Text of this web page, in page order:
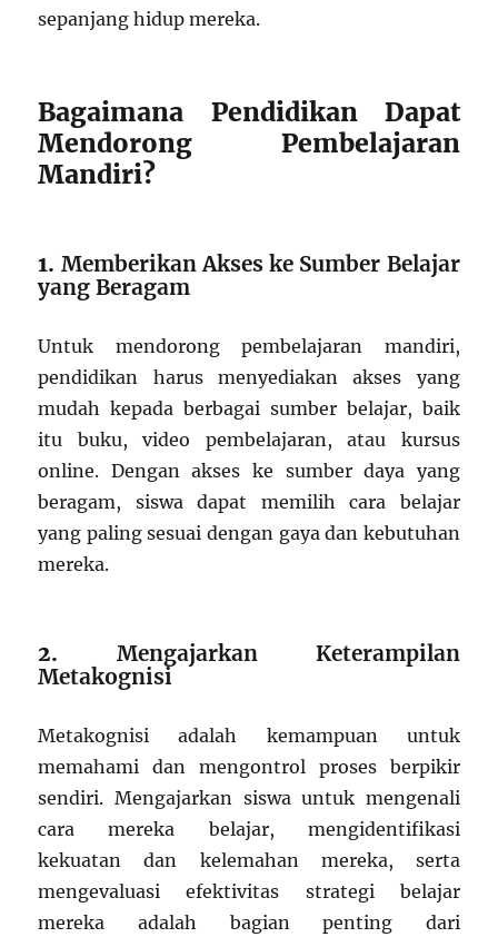
sepanjang hidup mereka.
Bagaimana Pendidikan Dapat
Mendorong Pembelajaran
Mandiri?
1. Memberikan Akses ke Sumber Belajar
yang Beragam
Untuk mendorong pembelajaran mandiri,
pendidikan harus menyediakan akses yang
mudah kepada berbagai sumber belajar, baik
itu buku, video pembelajaran, atau kursus
online. Dengan akses ke sumber daya yang
beragam, siswa dapat memilih cara belajar
yang paling sesuai dengan gaya dan kebutuhan
mereka.
2. Mengajarkan Keterampilan
Metakognisi
Metakognisi adalah kemampuan untuk
memahami dan mengontrol proses berpikir
sendiri. Mengajarkan siswa untuk mengenali
cara mereka belajar, mengidentifikasi
kekuatan dan kelemahan mereka, serta
mengevaluasi efektivitas strategi belajar
mereka adalah bagian penting dari